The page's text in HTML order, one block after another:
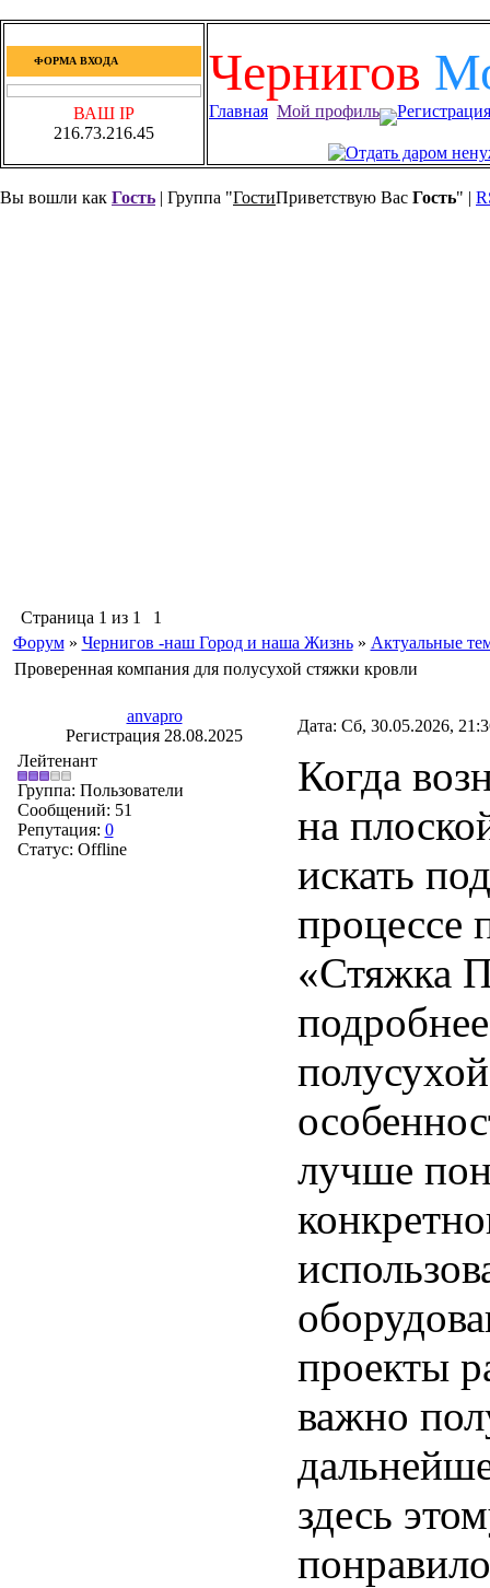
ФОРМА ВХОДА
ВАШ IP
216.73.216.45
Чернигов
Главная Мой профиль Регистрация
Вы вошли как Гость | Группа "ГостиПриветствую Вас Гость" |
Страница 1 из 1
1
Форум » Чернигов -наш Город и наша Жизнь » Актуальные
Проверенная компания для полусухой стяжки кровли
anvapro
Регистрация 28.08.2025
Дата: Сб, 30.05.2026,
Лейтенант
Группа: Пользователи
Сообщений: 51
Репутация: 0
Статус: Offline
Когда
на
искать
процессе
«Стяжка
лучше
проекты
важно
здесь